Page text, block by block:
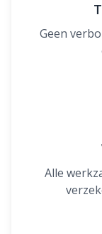
Geen
Alle